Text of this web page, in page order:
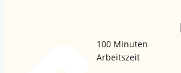
100 Minuten
Arbeitszeit